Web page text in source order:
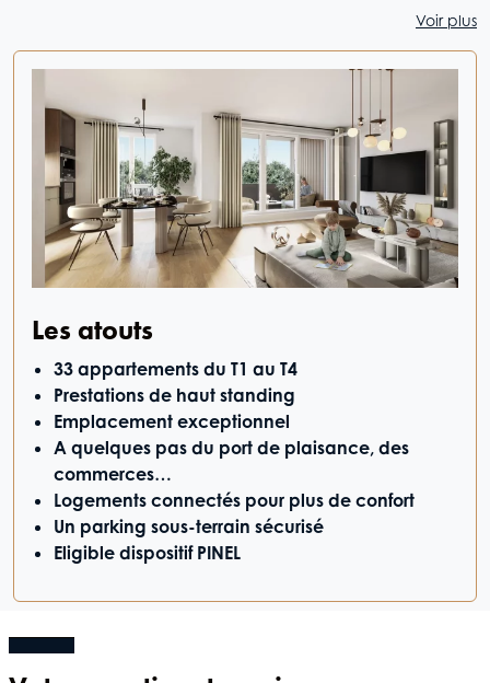
Voir plus
Les atouts
33 appartements du T1 au T4
Prestations de haut standing
Emplacement exceptionnel
A quelques pas du port de plaisance, des
commerces…
Logements connectés pour plus de confort
Un parking sous-terrain sécurisé
Eligible dispositif PINEL